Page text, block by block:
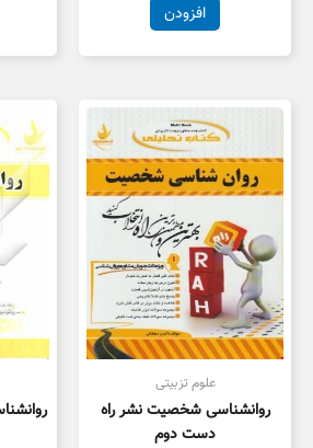
افزودن
علوم تزبیتی
روانشناسی شخصیت نشر راه
دست دوم